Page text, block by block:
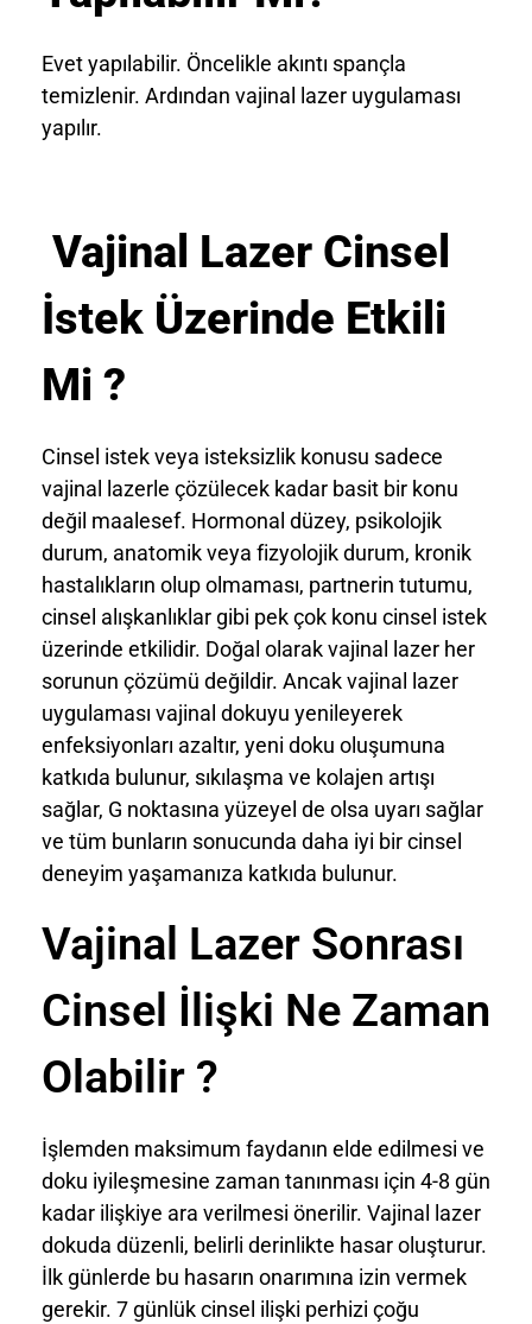
Evet yapılabilir. Öncelikle akıntı spançla
temizlenir. Ardından vajinal lazer uygulaması
yapılır.
Vajinal Lazer Cinsel
İstek Üzerinde Etkili
Mi ?
Cinsel istek veya isteksizlik konusu sadece
vajinal lazerle çözülecek kadar basit bir konu
değil maalesef. Hormonal düzey, psikolojik
durum, anatomik veya fizyolojik durum, kronik
hastalıkların olup olmaması, partnerin tutumu,
cinsel alışkanlıklar gibi pek çok konu cinsel istek
üzerinde etkilidir. Doğal olarak vajinal lazer her
sorunun çözümü değildir. Ancak vajinal lazer
uygulaması vajinal dokuyu yenileyerek
enfeksiyonları azaltır, yeni doku oluşumuna
katkıda bulunur, sıkılaşma ve kolajen artışı
sağlar, G noktasına yüzeyel de olsa uyarı sağlar
ve tüm bunların sonucunda daha iyi bir cinsel
deneyim yaşamanıza katkıda bulunur.
Vajinal Lazer Sonrası
Cinsel İlişki Ne Zaman
Olabilir ?
İşlemden maksimum faydanın elde edilmesi ve
doku iyileşmesine zaman tanınması için 4-8 gün
kadar ilişkiye ara verilmesi önerilir. Vajinal lazer
dokuda düzenli, belirli derinlikte hasar oluşturur.
İlk günlerde bu hasarın onarımına izin vermek
gerekir. 7 günlük cinsel ilişki perhizi çoğu